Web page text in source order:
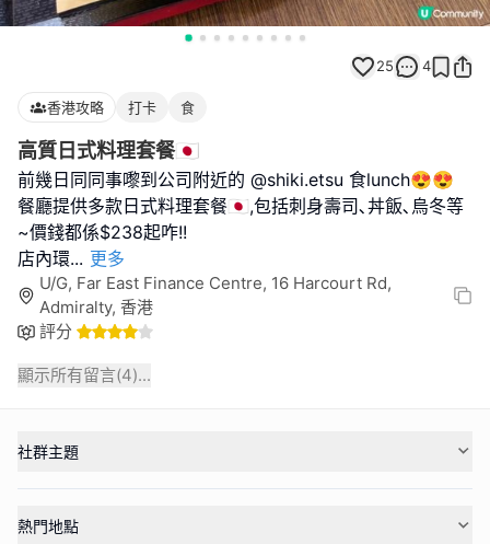
25 4
香港攻略 打卡 食
高質日式料理套餐🇯🇵
前幾日同同事嚟到公司附近的 @shiki.etsu 食lunch😍😍
餐廳提供多款日式料理套餐🇯🇵,包括刺身壽司､丼飯､烏冬等
~價錢都係$238起咋!!
店內環... 更多
U/G, Far East Finance Centre, 16 Harcourt Rd,
Admiralty, 香港
評分
顯示所有留言(4)...
社群主題
熱門地點